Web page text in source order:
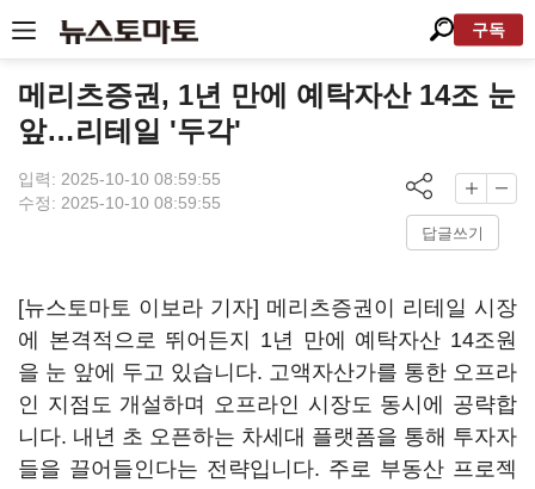
구독
메리츠증권, 1년 만에 예탁자산 14조 눈
앞…리테일 '두각'
입력: 2025-10-10 08:59:55
수정: 2025-10-10 08:59:55
답글쓰기
[뉴스토마토 이보라 기자] 메리츠증권이 리테일 시장
에 본격적으로 뛰어든지 1년 만에 예탁자산 14조원
을 눈 앞에 두고 있습니다. 고액자산가를 통한 오프라
인 지점도 개설하며 오프라인 시장도 동시에 공략합
니다. 내년 초 오픈하는 차세대 플랫폼을 통해 투자자
들을 끌어들인다는 전략입니다. 주로 부동산 프로젝